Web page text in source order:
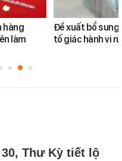
hàng
làm
Đề xuất bổ
tố giác hành vi
Thư Kỳ tiết lộ